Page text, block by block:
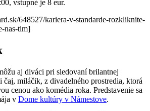
vstupné je 8 eur.
648527/kariera-v-standarde-rozkliknite-
nas-tim]
aj diváci pri sledovaní brilantnej
čaj, miláčik, z divadelného prostredia, ktorá
cenou ako komédia roka. Predstavenie sa
v Dome kultúry v Námestove.